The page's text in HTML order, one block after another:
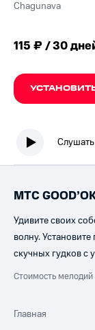
Chagunava
115 ₽ / 30
Слушать
МТС
Удивите своих
волну.
скучных гудков с
Стоимость
Главная